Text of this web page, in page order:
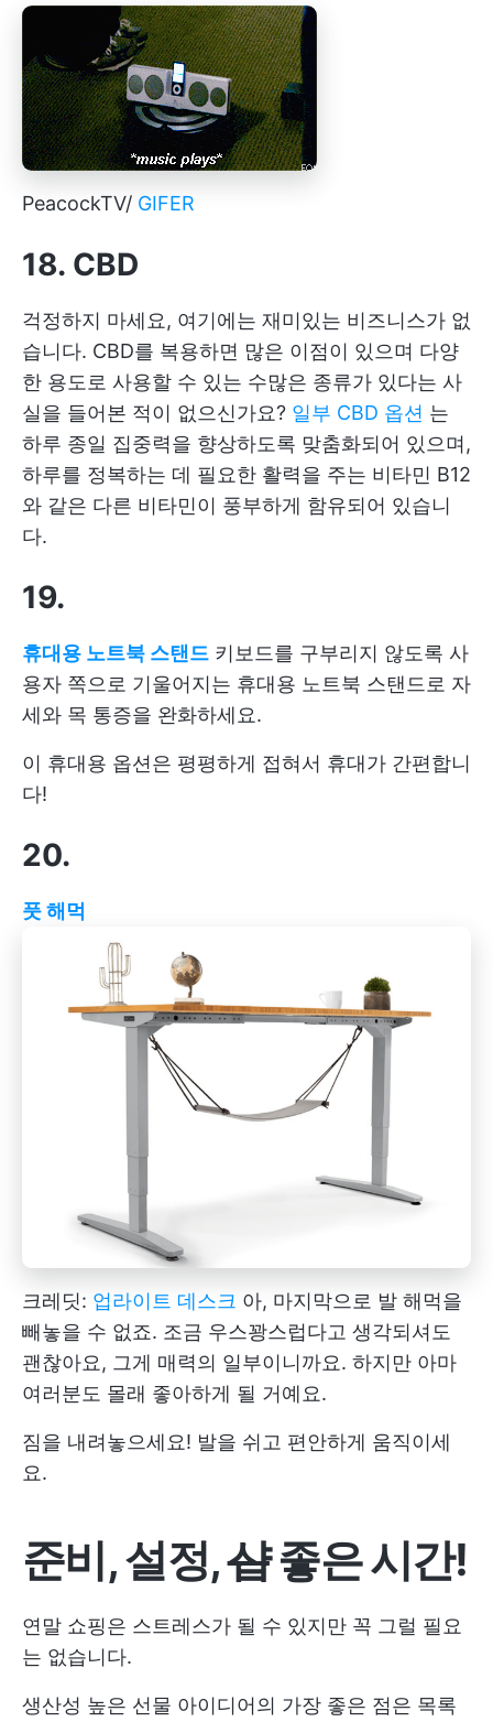
PeacockTV/ GIFER
18. CBD
걱정하지 마세요, 여기에는 재미있는 비즈니스가 없
습니다. CBD를 복용하면 많은 이점이 있으며 다양
한 용도로 사용할 수 있는 수많은 종류가 있다는 사
실을 들어본 적이 없으신가요? 일부 CBD 옵션 는
하루 종일 집중력을 향상하도록 맞춤화되어 있으며,
하루를 정복하는 데 필요한 활력을 주는 비타민 B12
와 같은 다른 비타민이 풍부하게 함유되어 있습니
다.
19.
휴대용 노트북 스탠드 키보드를 구부리지 않도록 사
용자 쪽으로 기울어지는 휴대용 노트북 스탠드로 자
세와 목 통증을 완화하세요.
이 휴대용 옵션은 평평하게 접혀서 휴대가 간편합니
다!
20.
풋 해먹
크레딧: 업라이트 데스크 아, 마지막으로 발 해먹을
빼놓을 수 없죠. 조금 우스꽝스럽다고 생각되셔도
괜찮아요, 그게 매력의 일부이니까요. 하지만 아마
여러분도 몰래 좋아하게 될 거예요.
짐을 내려놓으세요! 발을 쉬고 편안하게 움직이세
요.
준비, 설정,샵좋은 시간!
연말 쇼핑은 스트레스가 될 수 있지만 꼭 그럴 필요
는 없습니다.
생산성 높은 선물 아이디어의 가장 좋은 점은 목록